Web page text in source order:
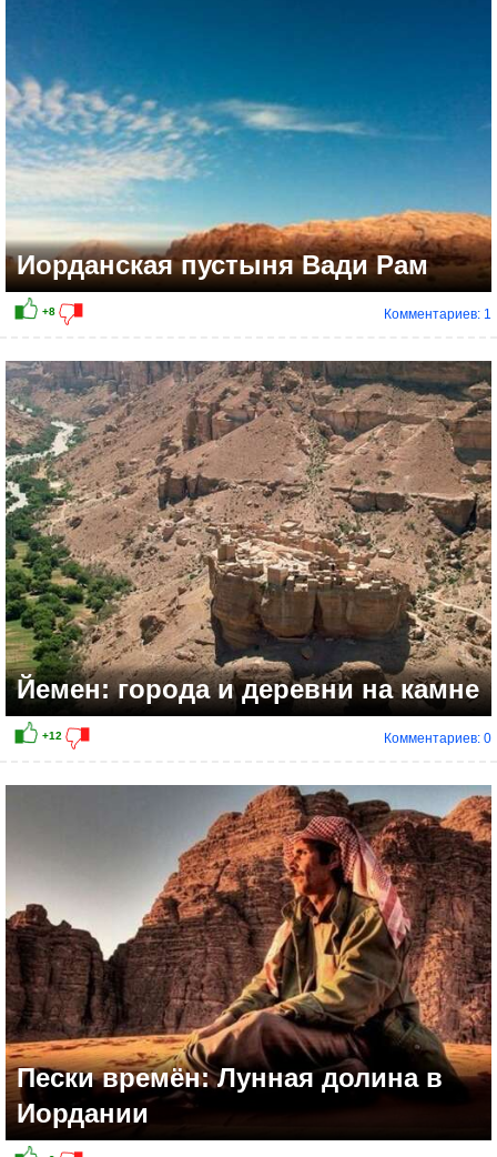
+23
Иорданская пустыня Вади Рам
Комментариев: 1
Йемен: города и деревни на камне
Комментариев: 0
Пески времён: Лунная долина в
Иордании